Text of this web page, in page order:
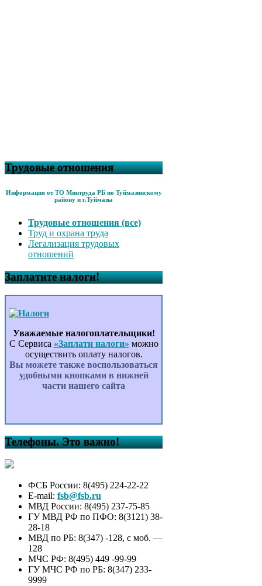
Трудовые отношения
Информация от ТО Минтруда РБ по Туймазинскому
району и г.Туймазы
Трудовые отношения (все)
Труд и охрана труда
Легализация трудовых
отношений
Заплатите налоги!
Уважаемые налогоплательщики!
С Сервиса «Заплати налоги» можно
осуществить оплату налогов.
Вы можете также воспользоваться
удобными кнопками в нижней
части нашего сайта
Телефоны. Это важно!
ФСБ России: 8(495) 224-22-22
E-mail: fsb@fsb.ru
МВД России: 8(495) 237-75-85
ГУ МВД РФ по ПФО: 8(3121) 38-
28-18
МВД по РБ: 8(347) -128, с моб. —
128
МЧС РФ: 8(495) 449 -99-99
ГУ МЧС РФ по РБ: 8(347) 233-
9999